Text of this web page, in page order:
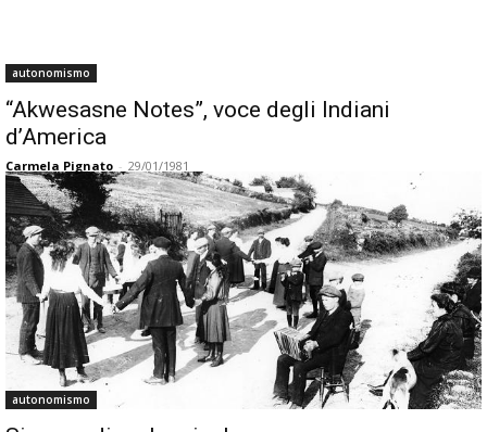
autonomismo
“Akwesasne Notes”, voce degli Indiani
d’America
Carmela Pignato - 29/01/1981
autonomismo